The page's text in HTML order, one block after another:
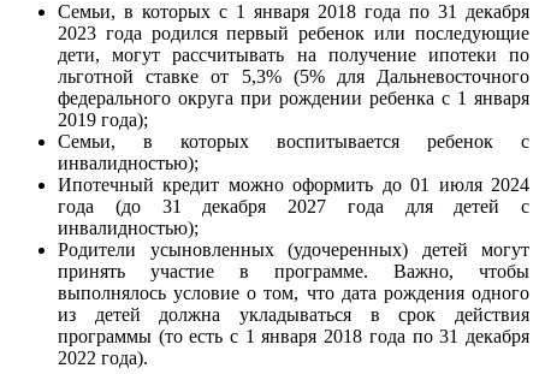
Семьи, в которых с 1 января 2018 года по 31 декабря
2023 года родился первый ребенок или последующие
дети, могут рассчитывать на получение ипотеки по
льготной ставке от 5,3% (5% для Дальневосточного
федерального округа при рождении ребенка с 1 января
2019 года);
Семьи, в которых воспитывается ребенок с
инвалидностью);
Ипотечный кредит можно оформить до 01 июля 2024
года (до 31 декабря 2027 года для детей с
инвалидностью);
Родители усыновленных (удочеренных) детей могут
принять участие в программе. Важно, чтобы
выполнялось условие о том, что дата рождения одного
из детей должна укладываться в срок действия
программы (то есть с 1 января 2018 года по 31 декабря
2022 года).